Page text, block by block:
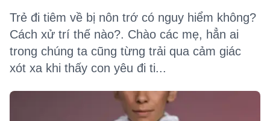
Trẻ đi tiêm về bị nôn trớ có nguy hiểm không?
Cách xử trí thế nào?. Chào các mẹ, hẳn ai
trong chúng ta cũng từng trải qua cảm giác
xót xa khi thấy con yêu đi ti...